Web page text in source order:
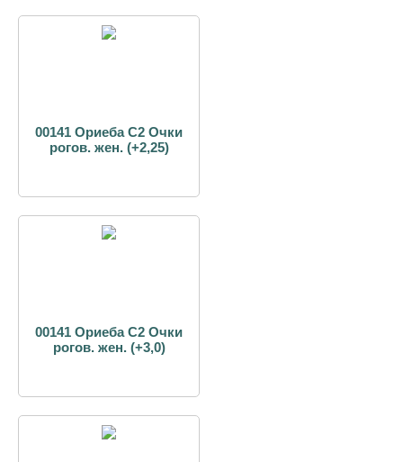
00141 Ориеба С2 Очки
рогов. жен. (+2,25)
00141 Ориеба С2 Очки
рогов. жен. (+3,0)